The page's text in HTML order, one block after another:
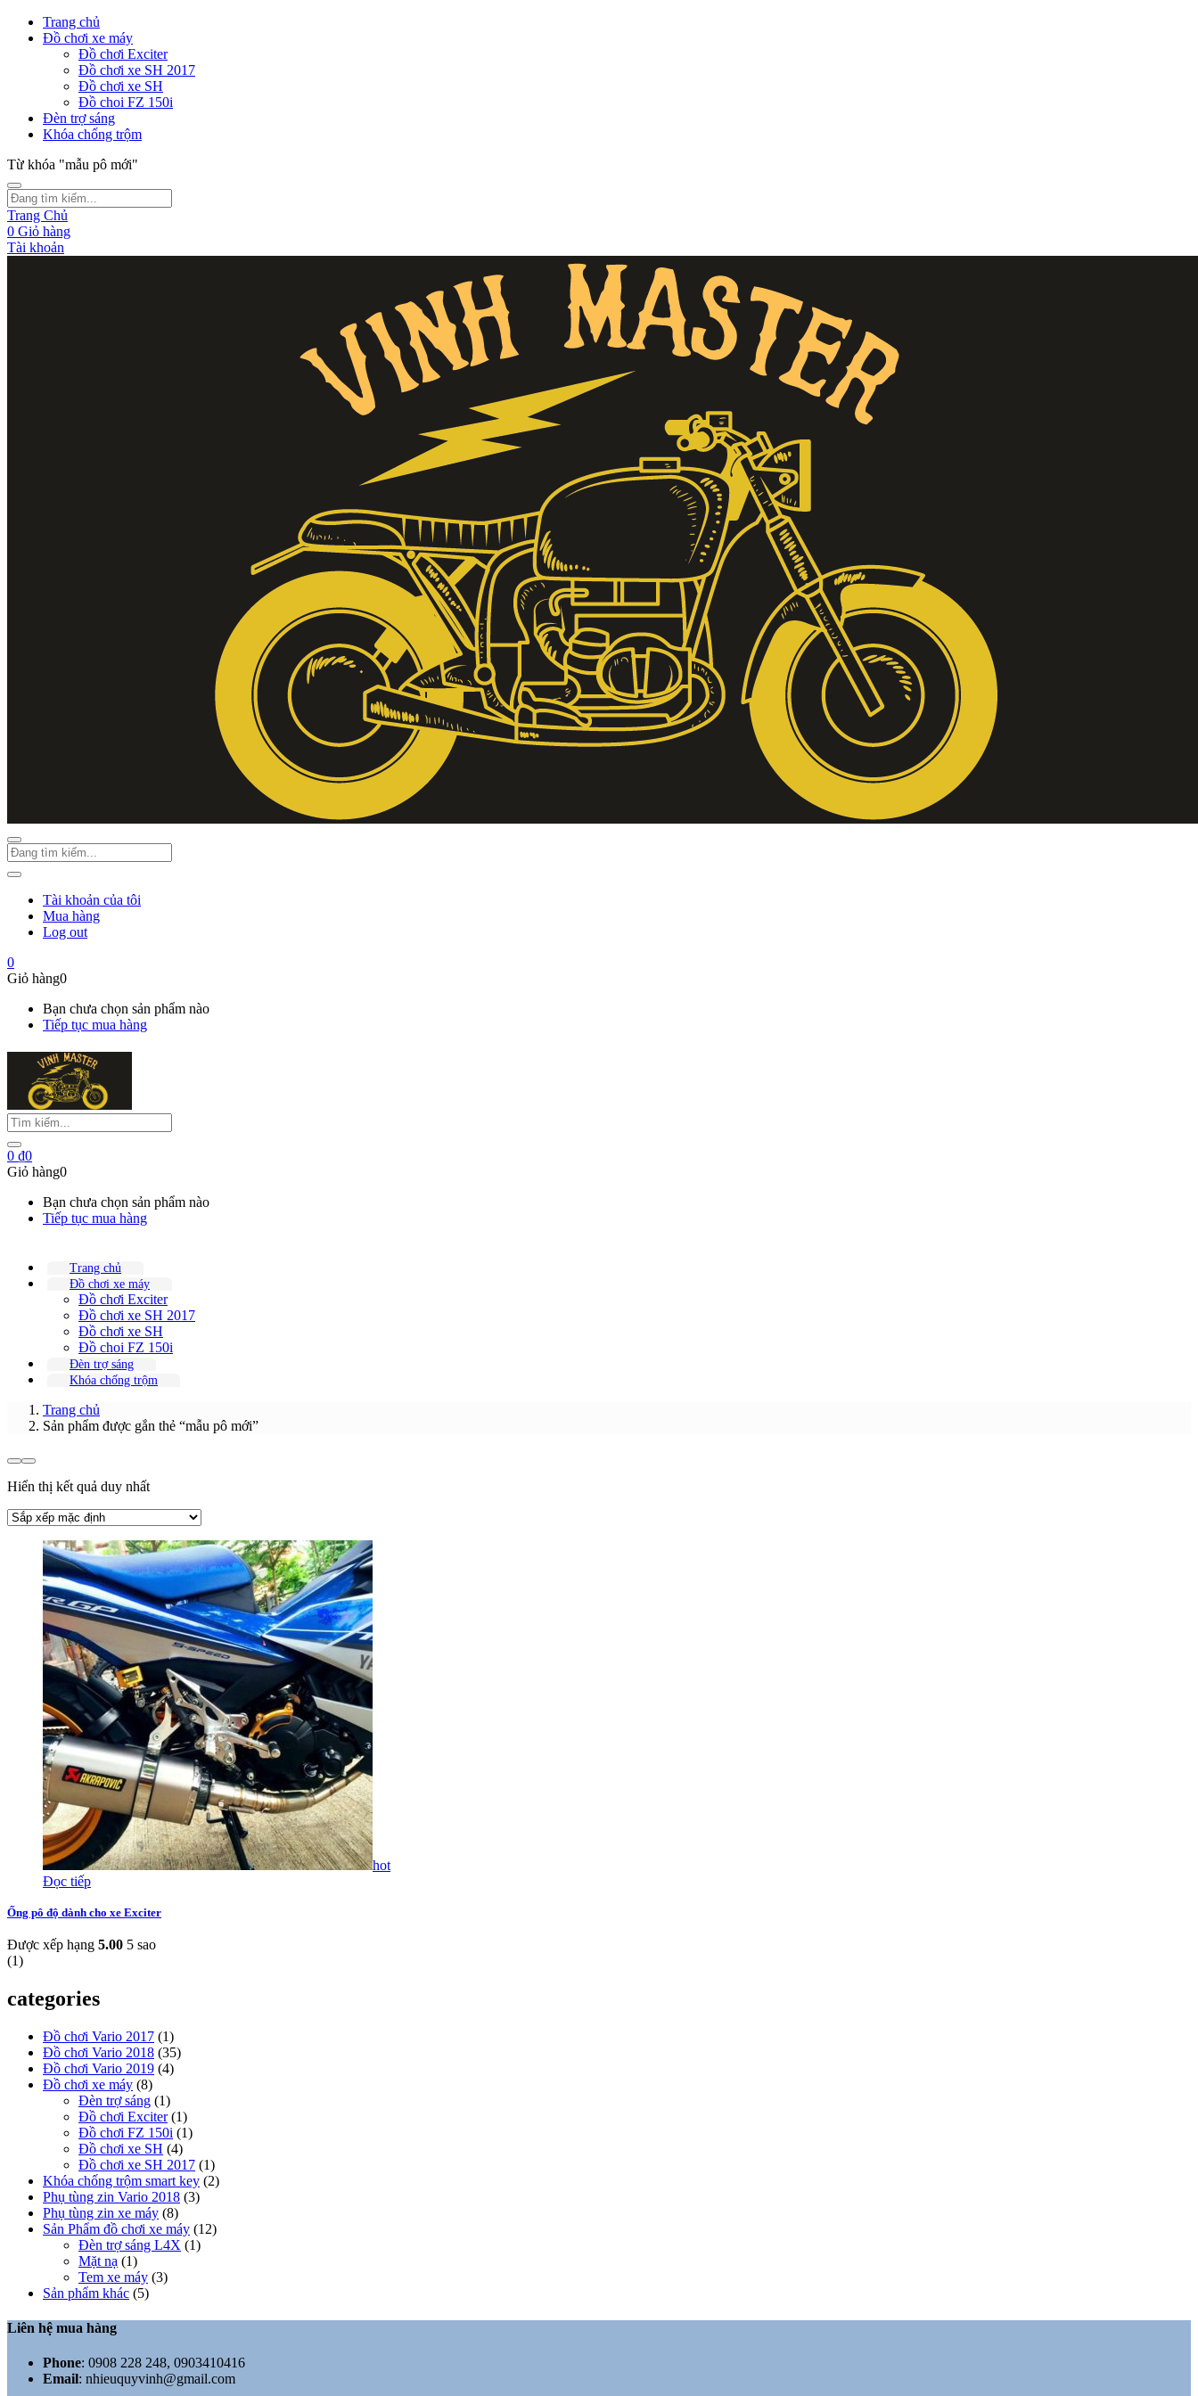
Trang chủ
Đồ chơi xe máy
Đồ chơi Exciter
Đồ chơi xe SH 2017
Đồ chơi xe SH
Đồ choi FZ 150i
Đèn trợ sáng
Khóa chống trộm
Từ khóa "mẫu pô mới"
Trang Chủ
0 Giỏ hàng
Tài khoản
Tài khoản của tôi
Mua hàng
Log out
0
Giỏ hàng0
Bạn chưa chọn sản phẩm nào
Tiếp tục mua hàng
0 ₫0
Giỏ hàng0
Bạn chưa chọn sản phẩm nào
Tiếp tục mua hàng
Trang chủ
Đồ chơi xe máy
Đồ chơi Exciter
Đồ chơi xe SH 2017
Đồ chơi xe SH
Đồ choi FZ 150i
Đèn trợ sáng
Khóa chống trộm
Trang chủ
Sản phẩm được gắn thẻ “mẫu pô mới”
Hiển thị kết quả duy nhất
hot
Đọc tiếp
Ống pô độ dành cho xe Exciter
Được xếp hạng 5.00 5 sao
(1)
categories
Đồ chơi Vario 2017 (1)
Đồ chơi Vario 2018 (35)
Đồ chơi Vario 2019 (4)
Đồ chơi xe máy (8)
Đèn trợ sáng (1)
Đồ chơi Exciter (1)
Đồ chơi FZ 150i (1)
Đồ chơi xe SH (4)
Đồ chơi xe SH 2017 (1)
Khóa chống trộm smart key (2)
Phụ tùng zin Vario 2018 (3)
Phụ tùng zin xe máy (8)
Sản Phẩm đồ chơi xe máy (12)
Đèn trợ sáng L4X (1)
Mặt nạ (1)
Tem xe máy (3)
Sản phẩm khác (5)
Liên hệ mua hàng
Phone: 0908 228 248, 0903410416
Email: nhieuquyvinh@gmail.com